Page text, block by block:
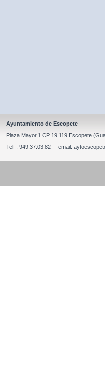
Ayuntamiento de Escopete
Plaza Mayor,1 CP 19.119 Escopete
Telf : 949.37.03.82 email: